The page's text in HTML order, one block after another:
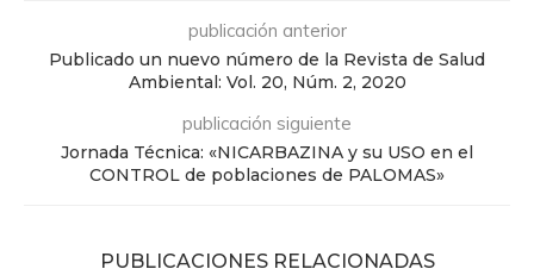
publicación anterior
Publicado un nuevo número de la Revista de Salud
Ambiental: Vol. 20, Núm. 2, 2020
publicación siguiente
Jornada Técnica: «NICARBAZINA y su USO en el
CONTROL de poblaciones de PALOMAS»
PUBLICACIONES RELACIONADAS